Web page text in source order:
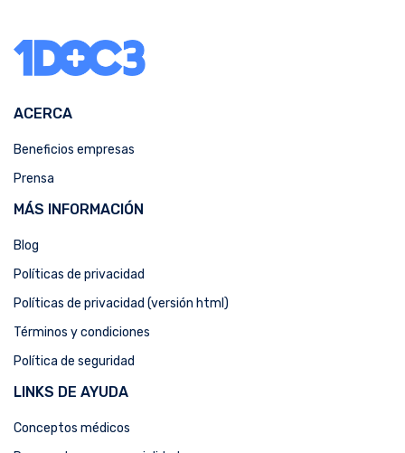
ACERCA
Beneficios empresas
Prensa
MÁS INFORMACIÓN
Blog
Políticas de privacidad
Políticas de privacidad (versión html)
Términos y condiciones
Política de seguridad
LINKS DE AYUDA
Conceptos médicos